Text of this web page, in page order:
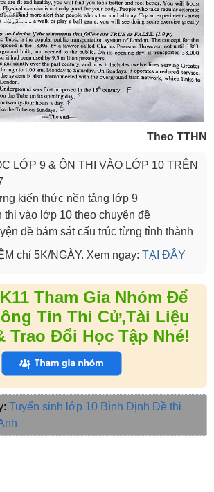
Theo TTHN
LỚP 9 & ÔN THI VÀO LỚP 10 TRÊN
kiến thức nền tảng lớp 9
thi vào lớp 10 theo chuyên đề
đề bám sát cấu trúc từng tỉnh thành
chỉ 5K/NGÀY. Xem ngay: TẠI ĐÂY
Tham Gia Nhóm Để
Tin Thi Cử,Tài Liệu
Trao Đổi Học Tập Nhé!
Tuyển sinh lớp 10 Bình Định Đề thi